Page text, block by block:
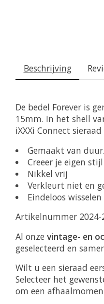
Beschrijving
De bedel Forever is
15mm. In het shell
iXXXi Connect
Gemaakt van
Creeer je eigen
Nikkel vrij
Verkleurt niet en
Eindeloos
Artikelnummer 2024-
Al onze vintage- en
geselecteerd en
Wilt u een sieraad
Selecteer het
om een